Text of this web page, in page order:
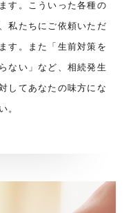
す。こういった各種の
私たちにご依頼いただ
す。また「生前対策を
ない」など、相続発生
してあなたの味方にな
。